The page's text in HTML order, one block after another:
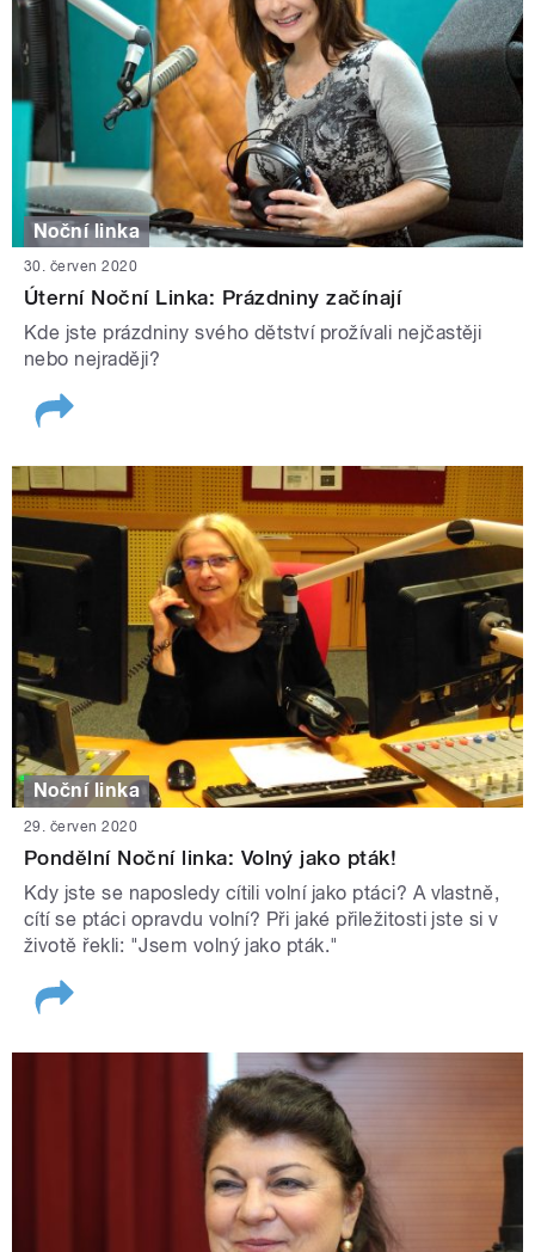
Noční linka
30. červen 2020
Úterní Noční Linka: Prázdniny začínají
Kde jste prázdniny svého dětství prožívali nejčastěji
nebo nejraději?
Noční linka
29. červen 2020
Pondělní Noční linka: Volný jako pták!
Kdy jste se naposledy cítili volní jako ptáci? A vlastně,
cítí se ptáci opravdu volní? Při jaké přiležitosti jste si v
životě řekli: "Jsem volný jako pták."